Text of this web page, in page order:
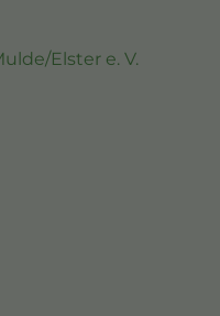
Elster e. V.